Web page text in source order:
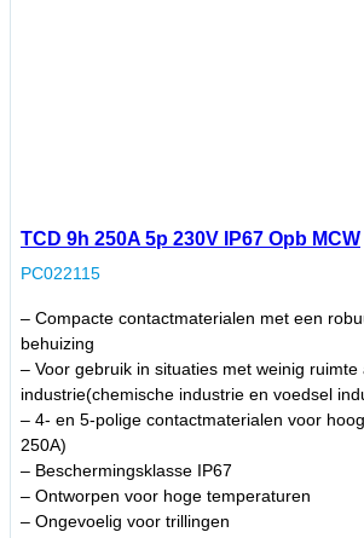
TCD 9h 250A 5p 230V IP67 Opb MCW
PC022115
– Compacte contactmaterialen met een
behuizing
– Voor gebruik in situaties met weinig ruimte
industrie(chemische industrie en voedsel
– 4- en 5-polige contactmaterialen voor
250A)
– Beschermingsklasse IP67
– Ontworpen voor hoge temperaturen
– Ongevoelig voor trillingen